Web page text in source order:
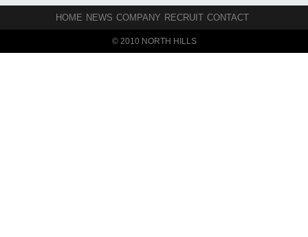
HOME NEWS COMPANY RECRUIT CONTACT
© 2010 NORTH HILLS